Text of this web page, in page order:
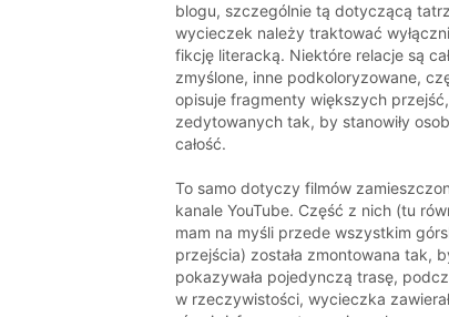
blogu, szczególnie tą dotyczącą
wycieczek należy traktować
fikcję literacką. Niektóre relacje są
zmyślone, inne podkoloryzowane,
opisuje fragmenty większych przejść,
zedytowanych tak, by stanowiły
całość.
To samo dotyczy filmów
kanale YouTube. Część z nich (tu
mam na myśli przede wszystkim
przejścia) została zmontowana tak,
pokazywała pojedynczą trasę,
w rzeczywistości, wycieczka